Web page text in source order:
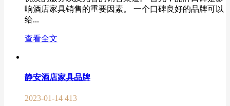
响酒店家具销售的重要因素。 一个口碑良好的品牌可以
给...
查看全文
静安酒店家具品牌
2023-01-14 413